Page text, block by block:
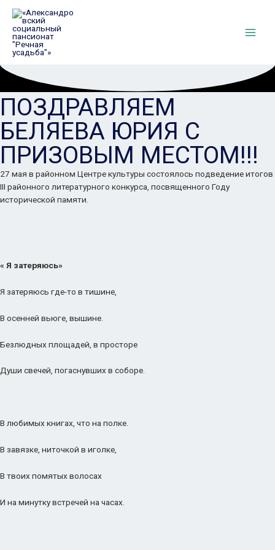
содержимому
ПОЗДРАВЛЯЕМ
БЕЛЯЕВА ЮРИЯ С
ПРИЗОВЫМ МЕСТОМ!!!
27 мая в районном Центре культуры состоялось подведение итогов
III районного литературного конкурса, посвященного Году
исторической памяти.
« Я затеряюсь»
Я затеряюсь где-то в тишине,
В осенней вьюге, вышине.
Безлюдных площадей, в просторе
Души свечей, погаснувших в соборе.
В любимых книгах, что на полке.
В завязке, ниточкой в иголке,
В твоих помятых волосах
И на минутку встречей на часах.